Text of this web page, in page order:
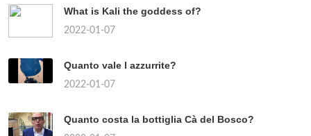
What is Kali the goddess of?
2022-01-07
Quanto vale l azzurrite?
2022-01-07
Quanto costa la bottiglia Cà del Bosco?